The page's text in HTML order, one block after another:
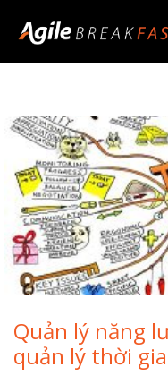
Quản lý năng
quản lý thời